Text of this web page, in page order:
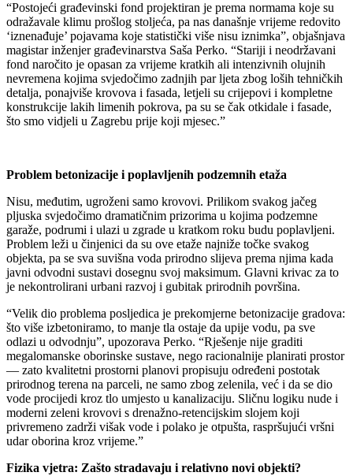
“Postojeći građevinski fond projektiran je prema normama koje su
odražavale klimu prošlog stoljeća, pa nas današnje vrijeme redovito
‘iznenađuje’ pojavama koje statistički više nisu iznimka”, objašnjava
magistar inženjer građevinarstva Saša Perko. “Stariji i neodržavani
fond naročito je opasan za vrijeme kratkih ali intenzivnih olujnih
nevremena kojima svjedočimo zadnjih par ljeta zbog loših tehničkih
detalja, ponajviše krovova i fasada, letjeli su crijepovi i kompletne
konstrukcije lakih limenih pokrova, pa su se čak otkidale i fasade,
što smo vidjeli u Zagrebu prije koji mjesec.”
Problem betonizacije i poplavljenih podzemnih etaža
Nisu, međutim, ugroženi samo krovovi. Prilikom svakog jačeg
pljuska svjedočimo dramatičnim prizorima u kojima podzemne
garaže, podrumi i ulazi u zgrade u kratkom roku budu poplavljeni.
Problem leži u činjenici da su ove etaže najniže točke svakog
objekta, pa se sva suvišna voda prirodno slijeva prema njima kada
javni odvodni sustavi dosegnu svoj maksimum. Glavni krivac za to
je nekontrolirani urbani razvoj i gubitak prirodnih površina.
“Velik dio problema posljedica je prekomjerne betonizacije gradova:
što više izbetoniramo, to manje tla ostaje da upije vodu, pa sve
odlazi u odvodnju”, upozorava Perko. “Rješenje nije graditi
megalomanske oborinske sustave, nego racionalnije planirati prostor
— zato kvalitetni prostorni planovi propisuju određeni postotak
prirodnog terena na parceli, ne samo zbog zelenila, već i da se dio
vode procijedi kroz tlo umjesto u kanalizaciju. Sličnu logiku nude i
moderni zeleni krovovi s drenažno-retencijskim slojem koji
privremeno zadrži višak vode i polako je otpušta, raspršujući vršni
udar oborina kroz vrijeme.”
Fizika vjetra: Zašto stradavaju i relativno novi objekti?